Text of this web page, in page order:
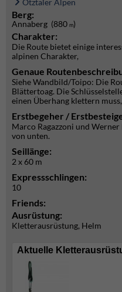
Ötztaler Alpen
Berg:
Annaberg (880 m)
Charakter:
Die Route bietet einige
alpinen Charakter,
Genaue
Siehe Wandbild/Toipo: Die
Blättertoag. Die
einen Überhang klettern
Erstbegeher /
Marco Ragazzoni und
von unten.
Seillänge:
2 x 60 m
Expressschlingen:
10
Friends:
Ausrüstung:
Kletterausrüstung, Helm
Aktuelle